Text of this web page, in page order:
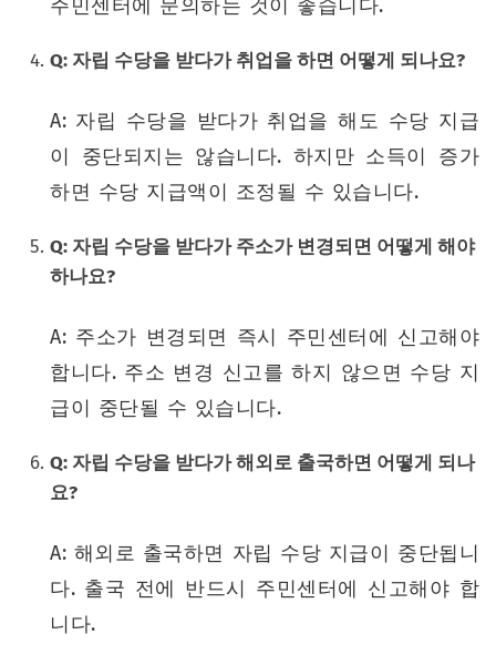
주민센터에 문의하는 것이 좋습니다.
Q: 자립 수당을 받다가 취업을 하면 어떻게 되나요?
A: 자립 수당을 받다가 취업을 해도 수당 지급
이 중단되지는 않습니다. 하지만 소득이 증가
하면 수당 지급액이 조정될 수 있습니다.
Q: 자립 수당을 받다가 주소가 변경되면 어떻게 해야
하나요?
A: 주소가 변경되면 즉시 주민센터에 신고해야
합니다. 주소 변경 신고를 하지 않으면 수당 지
급이 중단될 수 있습니다.
Q: 자립 수당을 받다가 해외로 출국하면 어떻게 되나
요?
A: 해외로 출국하면 자립 수당 지급이 중단됩니
다. 출국 전에 반드시 주민센터에 신고해야 합
니다.